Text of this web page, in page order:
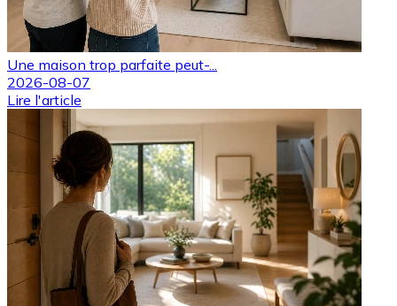
Une maison trop parfaite peut-...
2026-08-07
Lire l'article